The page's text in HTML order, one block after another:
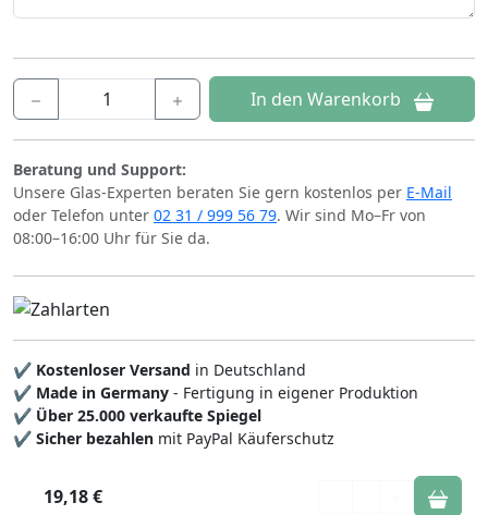
In den Warenkorb
Beratung und Support:
Unsere Glas-Experten beraten Sie gern kostenlos per E-Mail
oder Telefon unter 02 31 / 999 56 79. Wir sind Mo–Fr von
08:00–16:00 Uhr für Sie da.
✔ Kostenloser Versand in Deutschland
✔ Made in Germany - Fertigung in eigener Produktion
✔ Über 25.000 verkaufte Spiegel
✔ Sicher bezahlen mit PayPal Käuferschutz
19,18 €